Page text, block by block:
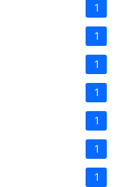
1
1
1
1
1
1
1